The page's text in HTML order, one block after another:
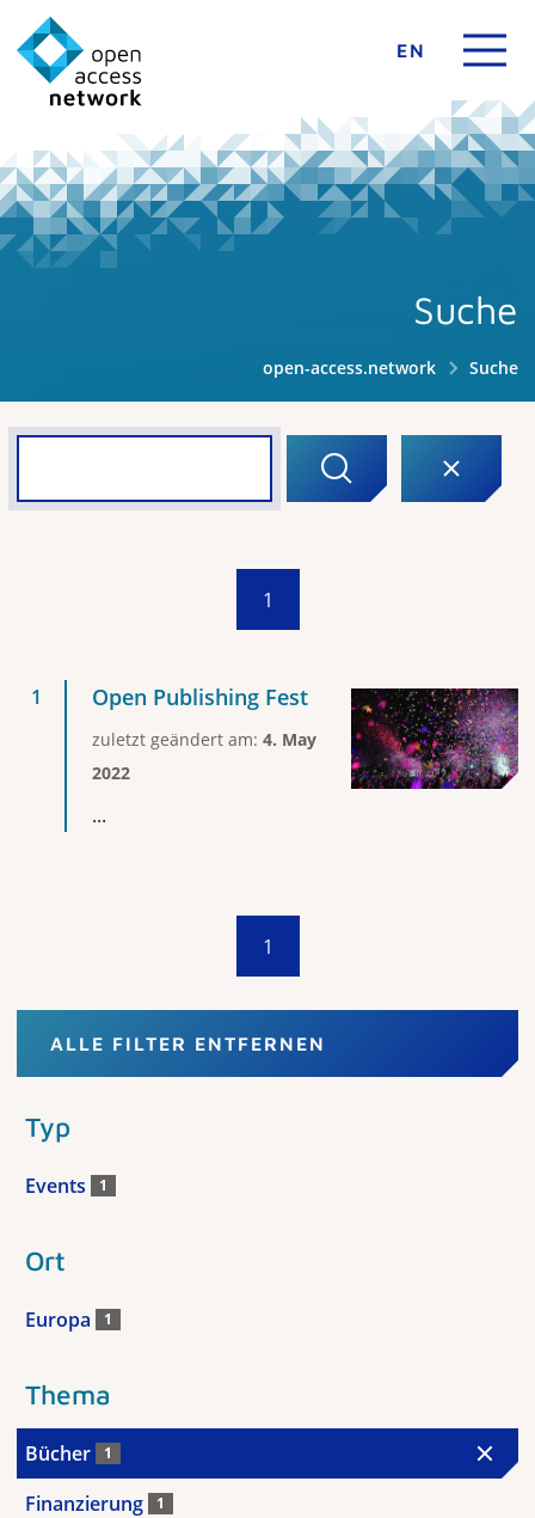
EN
Suche
open-access.network Suche
1
Open Publishing Fest
zuletzt geändert am: 4. May
2022
...
1
ALLE FILTER ENTFERNEN
Typ
Events 1
Ort
Europa 1
Thema
Bücher 1
Finanzierung 1